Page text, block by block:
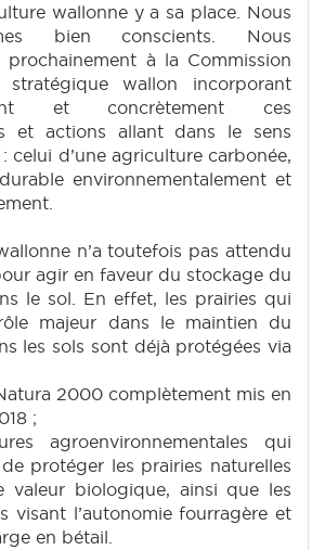
wallonne y a sa place. Nous
bien conscients. Nous
prochainement à la Commission
wallon incorporant
et concrètement ces
et actions allant dans le sens
celui d’une agriculture carbonée,
environnementalement et
n’a toutefois pas attendu
agir en faveur du stockage du
le sol. En effet, les prairies qui
majeur dans le maintien du
les sols sont déjà protégées via
2000 complètement mis en
;
agroenvironnementales qui
protéger les prairies naturelles
valeur biologique, ainsi que les
visant l’autonomie fourragère et
en bétail.